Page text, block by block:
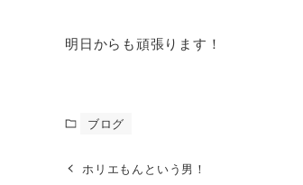
明日からも頑張ります！
ブログ
ホリエもんという男！